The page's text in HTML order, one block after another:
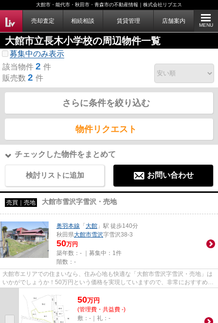
大館市・能代市・秋田市・青森市の不動産情報｜株式会社リブエス
売却査定 相続相談 賃貸管理 店舗案内
MENU
大館市立長木小学校の周辺物件一覧
募集中のみ表示
該当物件 2 件
販売数 2 件
さらに条件を絞り込む
物件リクエスト
チェックした物件をまとめて
検討リストに追加 お問い合わせ
売買｜売地 大館市雪沢字雪沢・売地
奥羽本線 「 大館 」駅 徒歩140分
秋田県大館市雪沢字雪沢38-3
50万円
築年数：- ｜募集中： 1件
階数：-
大館市エリアでの住まいなら、住み心地も快適な「大館市雪沢字雪沢・売地」は
いかがでしょうか！50万円という価格を実現していますので、非常におすすめで
50万円
(管理費・共益費 -)
敷：-｜礼：-